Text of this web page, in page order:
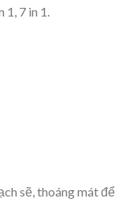
1, 7 in 1.
sẽ, thoáng mát để